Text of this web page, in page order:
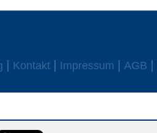
Kontakt Impressum AGB